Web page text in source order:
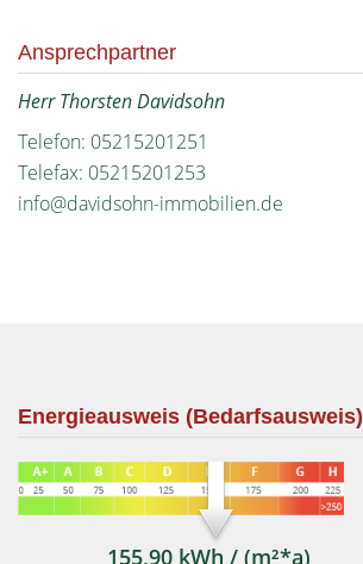
Ansprechpartner
Herr Thorsten Davidsohn
Telefon: 05215201251
Telefax: 05215201253
info@davidsohn-immobilien.de
Energieausweis (Bedarfsausweis)
155,90 kWh / (m²*a)